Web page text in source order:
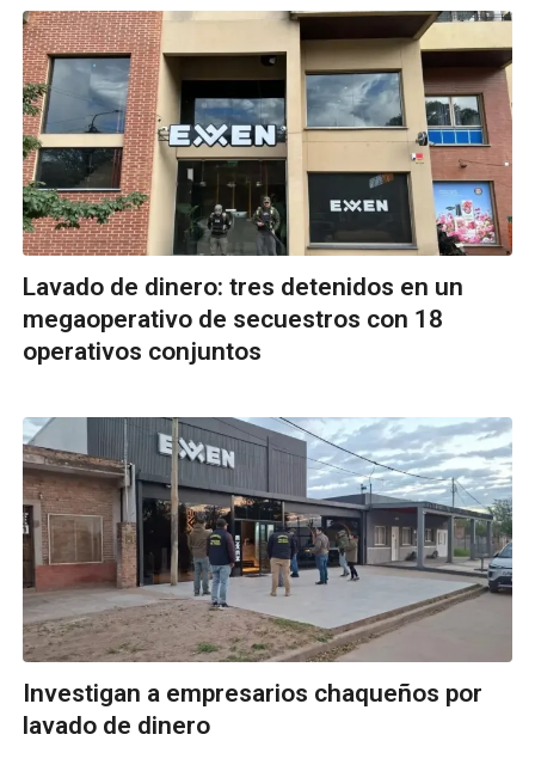
Lavado de dinero: tres detenidos en un
megaoperativo de secuestros con 18
operativos conjuntos
Investigan a empresarios chaqueños por
lavado de dinero